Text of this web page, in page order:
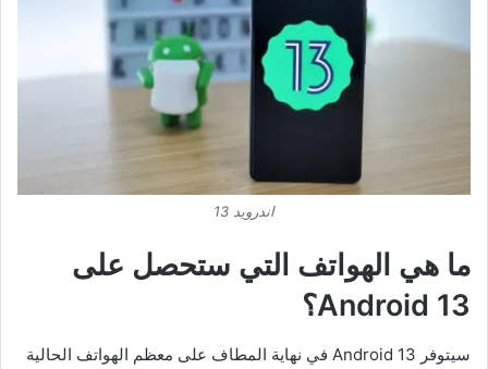
اندرويد 13
ما هي الهواتف التي ستحصل على
Android 13؟
سيتوفر Android 13 في نهاية المطاف على معظم الهواتف الحالية